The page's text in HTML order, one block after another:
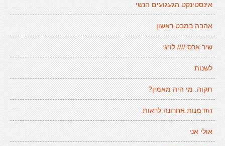
אינסטינקט הגעגועים הנשי
אהבה במבט ראשון
שיר ארס //// לזיגי
לשנות
תקוה. מי היה מאמין?
הזדמנות אחרונה לראות
אולי אני